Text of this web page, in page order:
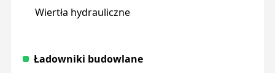
Wiertła hydrauliczne
Ładowniki budowlane